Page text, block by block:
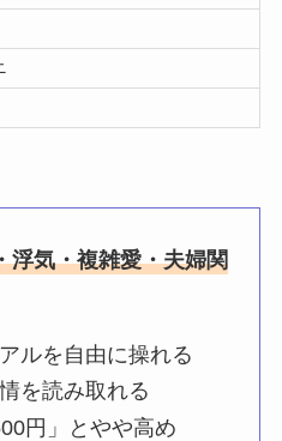
浮気・複雑愛・夫婦関
ルを自由に操れる
を読み取れる
円」とやや高め